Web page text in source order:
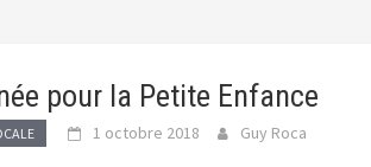
pour la Petite Enfance
1 octobre 2018 Guy Roca